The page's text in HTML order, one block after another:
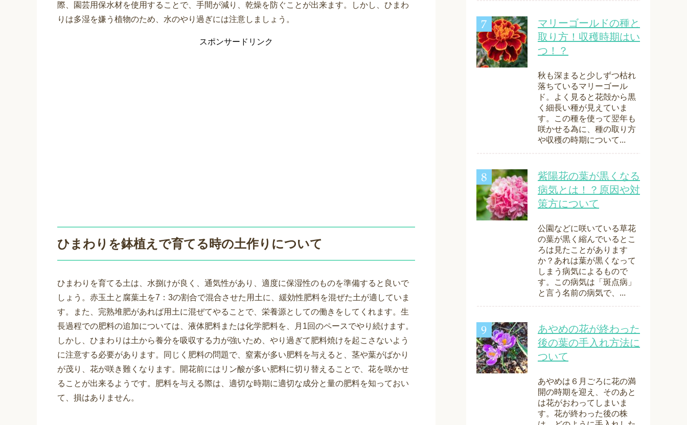
際、園芸用保水材を使用することで、手間が減り、乾燥を防ぐことが出来ます。しかし、ひまわ
りは多湿を嫌う植物のため、水のやり過ぎには注意しましょう。
スポンサードリンク
ひまわりを鉢植えで育てる時の土作りについて
ひまわりを育てる土は、水捌けが良く、通気性があり、適度に保湿性のものを準備すると良いで
しょう。赤玉土と腐葉土を7：3の割合で混合させた用土に、緩効性肥料を混ぜた土が適していま
す。また、完熟堆肥があれば用土に混ぜてやることで、栄養源としての働きをしてくれます。生
長過程での肥料の追加については、液体肥料または化学肥料を、月1回のペースでやり続けます。
しかし、ひまわりは土から養分を吸収する力が強いため、やり過ぎて肥料焼けを起こさないよう
に注意する必要があります。同じく肥料の問題で、窒素が多い肥料を与えると、茎や葉がばかり
が茂り、花が咲き難くなります。開花前にはリン酸が多い肥料に切り替えることで、花を咲かせ
ることが出来るようです。肥料を与える際は、適切な時期に適切な成分と量の肥料を知っておい
て、損はありません。
マリーゴールドの種と
取り方！収穫時期はい
つ！？
秋も深まると少しずつ枯れ
落ちているマリーゴール
ド。よく見ると花殻から黒
く細長い種が見えていま
す。この種を使って翌年も
咲かせる為に、種の取り方
や収穫の時期について...
紫陽花の葉が黒くなる
病気とは！？原因や対
策方について
公園などに咲いている草花
の葉が黒く縮んでいるとこ
ろは見たことがあります
か？あれは葉が黒くなって
しまう病気によるもので
す。この病気は「斑点病」
と言う名前の病気で、...
あやめの花が終わった
後の葉の手入れ方法に
ついて
あやめは６月ごろに花の満
開の時期を迎え、そのあと
は花がおわってしまいま
す。花が終わった後の株